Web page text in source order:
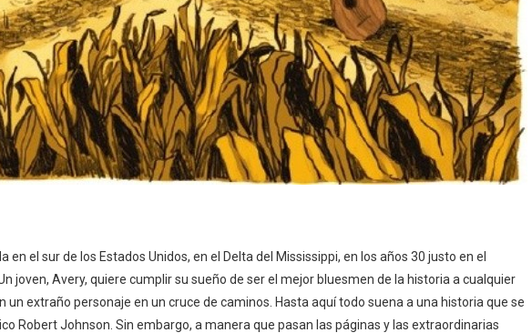
en el sur de los Estados Unidos, en el Delta del Mississippi, en los años 30 justo en el
joven, Avery, quiere cumplir su sueño de ser el mejor bluesmen de la historia a cualquier
un extraño personaje en un cruce de caminos. Hasta aquí todo suena a una historia que se
Robert Johnson. Sin embargo, a manera que pasan las páginas y las extraordinarias